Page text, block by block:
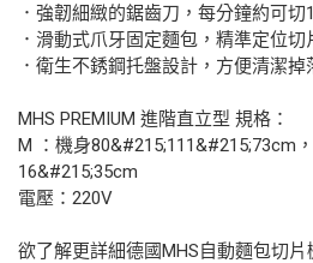
．強韌細緻的鋸齒刀，每分鐘約可切
．滑動式爪牙固定麵包，精準定位切
．衛生不銹鋼托盤設計，方便清潔掉
MHS PREMIUM 進階直立型 規格：
M ：機身80&#215;111&#215;73cm
16&#215;35cm
電壓：220V
欲了解更詳細德國MHS自動麵包切片